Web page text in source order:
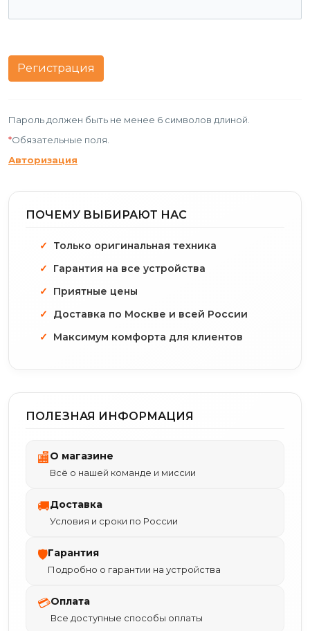
Пароль должен быть не менее 6 символов длиной.
*Обязательные поля.
Авторизация
ПОЧЕМУ ВЫБИРАЮТ НАС
Только оригинальная техника
Гарантия на все устройства
Приятные цены
Доставка по Москве и всей России
Максимум комфорта для клиентов
ПОЛЕЗНАЯ ИНФОРМАЦИЯ
🏬О магазине
Всё о нашей команде и миссии
🚚Доставка
Условия и сроки по России
🛡Гарантия
Подробно о гарантии на устройства
💳Оплата
Все доступные способы оплаты